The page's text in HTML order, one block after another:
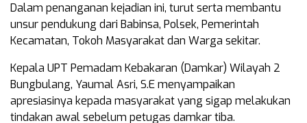
Dalam penanganan kejadian ini, turut serta membantu
unsur pendukung dari Babinsa, Polsek, Pemerintah
Kecamatan, Tokoh Masyarakat dan Warga sekitar.
Kepala UPT Pemadam Kebakaran (Damkar) Wilayah 2
Bungbulang, Yaumal Asri, S.E menyampaikan
apresiasinya kepada masyarakat yang sigap melakukan
tindakan awal sebelum petugas damkar tiba.